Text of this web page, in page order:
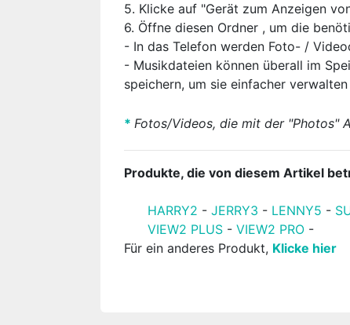
5. Klicke auf "Gerät zum Anzeigen
6. Öffne diesen Ordner , um die
- In das Telefon werden Foto- /
- Musikdateien können überall im
speichern, um sie einfacher
*Fotos/Videos, die mit der "Photos"
Produkte, die von diesem Artikel
HARRY2 -JERRY3 - LENNY5 -
VIEW2 PLUS -VIEW2 PRO -
Für ein anderes Produkt, Klicke hier